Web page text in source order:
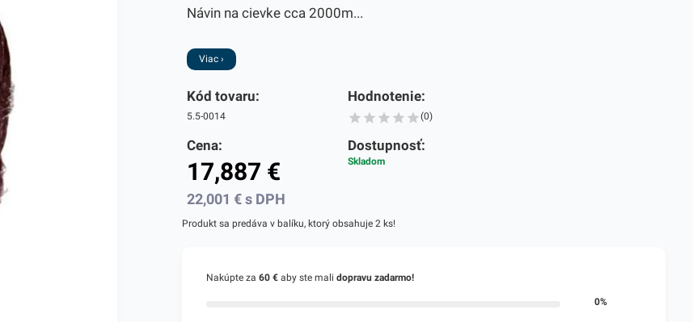
Návin na cievke cca 2000m...
Viac ›
Kód tovaru:
5.5-0014
Hodnotenie:
(0)
Cena:
17,887 €
22,001 €s DPH
Dostupnosť:
Skladom
Produkt sa predáva v balíku, ktorý obsahuje 2 ks!
Nakúpte za 60 €aby ste mali dopravu zadarmo!
0%